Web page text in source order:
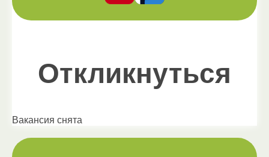
Откликнуться
Вакансия снята